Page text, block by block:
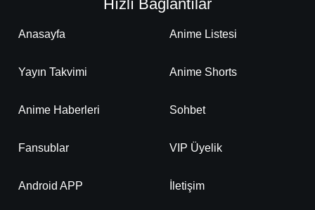
Hızlı Bağlantılar
Anasayfa Anime Listesi
Yayın Takvimi Anime Shorts
Anime Haberleri Sohbet
Fansublar VIP Üyelik
Android APP İletişim